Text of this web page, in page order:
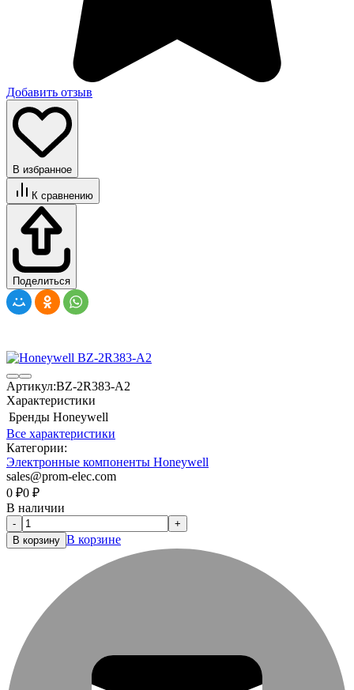
Добавить отзыв
В избранное
К сравнению
Поделиться
Артикул:BZ-2R383-A2
Характеристики
Бренды Honeywell
Все характеристики
Категории:
Электронные компоненты Honeywell
sales@prom-elec.com
0 ₽0 ₽
В наличии
-
+
В корзину В корзине